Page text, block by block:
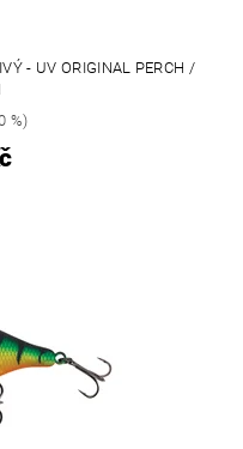
- UV ORIGINAL PERCH /
%)